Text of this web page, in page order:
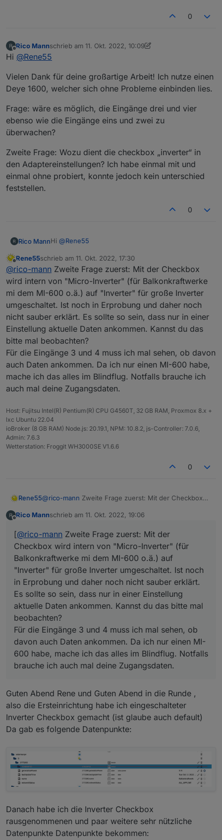
0
Offline
Rico Mannschrieb am 11. Okt. 2022, 10:09
zuletzt editiert von Rico Mann10. Nov. 2022, 12:11
Hi @Rene55
Vielen Dank für deine großartige Arbeit! Ich nutze einen
Deye 1600, welcher sich ohne Probleme einbinden lies.
Frage: wäre es möglich, die Eingänge drei und vier
ebenso wie die Eingänge eins und zwei zu
überwachen?
Zweite Frage: Wozu dient die checkbox „inverter“ in
den Adaptereinstellungen? Ich habe einmal mit und
einmal ohne probiert, konnte jedoch kein unterschied
feststellen.
0
Rico MannHi @Rene55
Vielen Dank für deine großartige Arbeit! Ich nutze
einen
Deye 1600, welcher sich ohne Probleme einbinden
lies.
Frage: wäre es möglich, die Eingänge drei und vier
ebenso wie die Eingänge eins und zwei zu
überwachen?
Zweite Frage: Wozu dient die checkbox „inverter“ in
den Adaptereinstellungen? Ich habe einmal mit und
einmal ohne probiert, konnte jedoch kein
unterschied feststellen.
Offline
Rene55schrieb am 11. Okt. 2022, 17:30
zuletzt editiert von
@rico-mann Zweite Frage zuerst: Mit der Checkbox
wird intern von "Micro-Inverter" (für Balkonkraftwerke
mi dem MI-600 o.ä.) auf "Inverter" für große Inverter
umgeschaltet. Ist noch in Erprobung und daher noch
nicht sauber erklärt. Es sollte so sein, dass nur in einer
Einstellung aktuelle Daten ankommen. Kannst du das
bitte mal beobachten?
Für die Eingänge 3 und 4 muss ich mal sehen, ob davon
auch Daten ankommen. Da ich nur einen MI-600 habe,
mache ich das alles im Blindflug. Notfalls brauche ich
auch mal deine Zugangsdaten.
Host: Fujitsu Intel(R) Pentium(R) CPU G4560T, 32 GB RAM, Proxmox 8.x +
lxc Ubuntu 22.04
ioBroker (8 GB RAM) Node.js: 20.19.1, NPM: 10.8.2, js-Controller: 7.0.6,
Admin: 7.6.3
Wetterstation: Froggit WH3000SE V1.6.6
0
Rene55@rico-mann Zweite Frage zuerst: Mit der Checkbox
mi dem MI-600 o.ä.) auf "Inverter" für große Inverter
nicht sauber erklärt. Es sollte so sein, dass nur in einer
Einstellung aktuelle Daten ankommen. Kannst du das
bitte mal beobachten?
Für die Eingänge 3 und 4 muss ich mal sehen, ob
davon auch Daten ankommen. Da ich nur einen MI-
600 habe, mache ich das alles im Blindflug. Notfalls
brauche ich auch mal deine Zugangsdaten.
Rico Mannschrieb am 11. Okt. 2022, 19:06
zuletzt editiert von
[@rico-mann Zweite Frage zuerst: Mit der
Checkbox wird intern von "Micro-Inverter" (für
Balkonkraftwerke mi dem MI-600 o.ä.) auf
"Inverter" für große Inverter umgeschaltet. Ist noch
in Erprobung und daher noch nicht sauber erklärt.
Es sollte so sein, dass nur in einer Einstellung
aktuelle Daten ankommen. Kannst du das bitte mal
beobachten?
Für die Eingänge 3 und 4 muss ich mal sehen, ob
davon auch Daten ankommen. Da ich nur einen MI-
600 habe, mache ich das alles im Blindflug. Notfalls
brauche ich auch mal deine Zugangsdaten.
Guten Abend Rene und Guten Abend in die Runde ,
also die Ersteinrichtung habe ich eingeschalteter
Inverter Checkbox gemacht (ist glaube auch default)
Da gab es folgende Datenpunkte:
Danach habe ich die Inverter Checkbox
rausgenommenen und paar weitere sehr nützliche
Datenpunkte Datenpunkte bekommen: